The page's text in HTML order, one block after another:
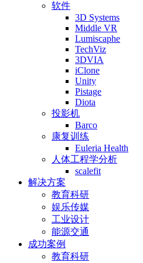
软件
3D Systems
Middle VR
Lumiscaphe
TechViz
3DVIA
iClone
Unity
Pistage
Diota
投影机
Barco
康复训练
Euleria Health
人体工程学分析
scalefit
解决方案
教育科研
娱乐传媒
工业设计
能源交通
成功案例
教育科研